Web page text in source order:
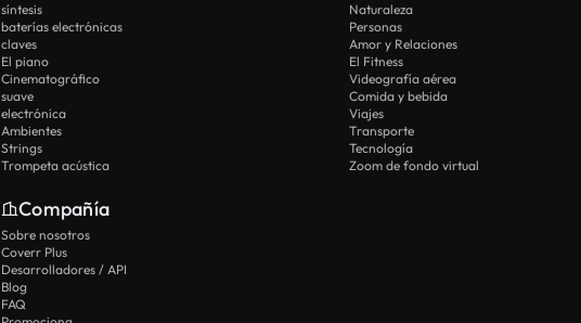
síntesis
baterías electrónicas
claves
El piano
Cinematográfico
suave
electrónica
Ambientes
Strings
Trompeta acústica
Naturaleza
Personas
Amor y Relaciones
El Fitness
Videografía aérea
Comida y bebida
Viajes
Transporte
Tecnología
Zoom de fondo virtual
Compañía
Sobre nosotros
Coverr Plus
Desarrolladores / API
Blog
FAQ